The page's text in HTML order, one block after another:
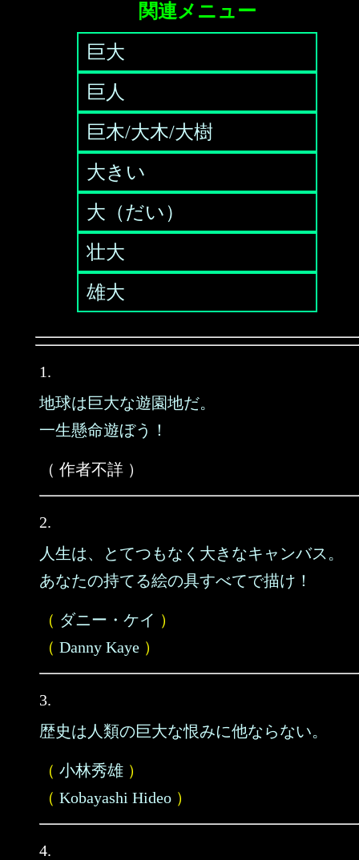
関連メニュー
巨大
巨人
巨木/大木/大樹
大きい
大（だい）
壮大
雄大
1.
地球は巨大な遊園地だ。
一生懸命遊ぼう！
（ 作者不詳 ）
2.
人生は、とてつもなく大きなキャンバス。
あなたの持てる絵の具すべてで描け！
（ ダニー・ケイ ）
（ Danny Kaye ）
3.
歴史は人類の巨大な恨みに他ならない。
（ 小林秀雄 ）
（ Kobayashi Hideo ）
4.